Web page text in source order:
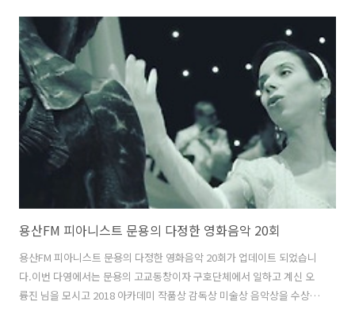
티: https://www.podty.me/episode/14229931팟빵:
http://www.podbbang.com/ch/7604?e=22596768 공감은 로그인
이 필요 없대요 :)
용산FM 피아니스트 문용의 다정한 영화음악 20회
용산FM 피아니스트 문용의 다정한 영화음악 20회가 업데이트 되었습니
다.이번 다영에서는 문용의 고교동창이자 구호단체에서 일하고 계신 오
륭진 님을 모시고 2018 아카데미 작품상 감독상 미술상 음악상을 수상한